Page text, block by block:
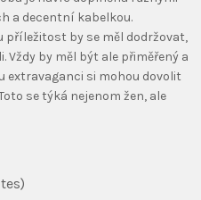
a decentní kabelkou.
příležitost by se měl dodržovat,
Vždy by měl být ale přiměřený a
extravaganci si mohou dovolit
se týká nejenom žen, ale